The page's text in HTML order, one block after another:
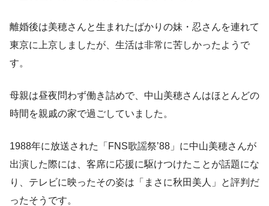
離婚後は美穂さんと生まれたばかりの妹・忍さんを連れて
東京に上京しましたが、生活は非常に苦しかったようで
す。
母親は昼夜問わず働き詰めで、中山美穂さんはほとんどの
時間を親戚の家で過ごしていました。
1988年に放送された「FNS歌謡祭’88」に中山美穂さんが
出演した際には、客席に応援に駆けつけたことが話題にな
り、テレビに映ったその姿は「まさに秋田美人」と評判だ
ったそうです。